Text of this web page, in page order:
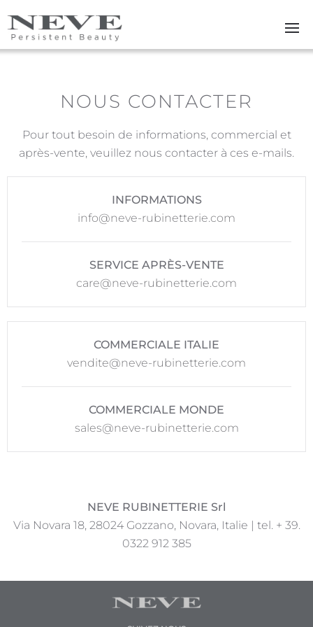
Skip to main content
NOUS CONTACTER
Pour tout besoin de informations, commercial et
après-vente, veuillez nous contacter à ces e-mails.
INFORMATIONS
info@neve-rubinetterie.com
SERVICE APRÈS-VENTE
care@neve-rubinetterie.com
COMMERCIALE ITALIE
vendite@neve-rubinetterie.com
COMMERCIALE MONDE
sales@neve-rubinetterie.com
NEVE RUBINETTERIE Srl
Via Novara 18, 28024 Gozzano, Novara, Italie | tel. + 39.
0322 912 385